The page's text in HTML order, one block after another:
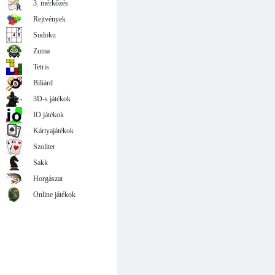
3. mérkőzés
Rejtvények
Sudoku
Zuma
Tetris
Biliárd
3D-s játékok
IO játékok
Kártyajátékok
Szoliter
Sakk
Horgászat
Online játékok